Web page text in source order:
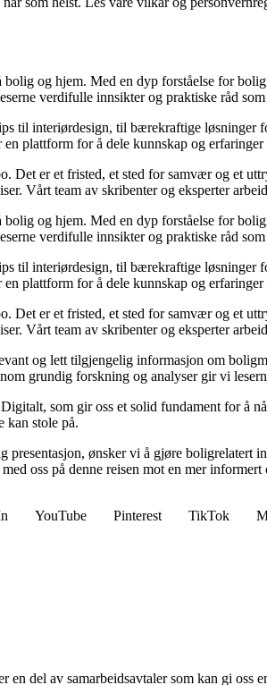
og hjem. Med en dyp forståelse for
verdifulle innsikter og praktiske råd
til interiørdesign, til bærekraftige løsninger
plattform for å dele kunnskap og erfaringer
Det er et fristed, et sted for samvær og et
Vårt team av skribenter og eksperter
og hjem. Med en dyp forståelse for
verdifulle innsikter og praktiske råd
til interiørdesign, til bærekraftige løsninger
plattform for å dele kunnskap og erfaringer
Det er et fristed, et sted for samvær og et
Vårt team av skribenter og eksperter
og lett tilgjengelig informasjon om
grundig forskning og analyser gir vi
som gir oss et solid fundament for
kan stole på.
presentasjon, ønsker vi å gjøre
oss på denne reisen mot en mer
YouTube Pinterest TikTok
del av samarbeidsavtaler som kan gi oss